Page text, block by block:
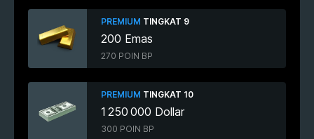
PREMIUM TINGKAT 9
200 Emas
270 POIN BP
PREMIUM TINGKAT 10
1 250 000 Dollar
300 POIN BP